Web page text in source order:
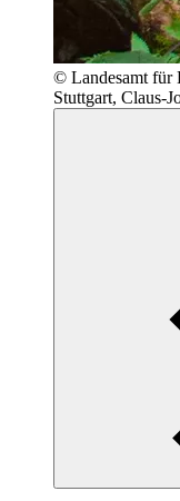
© Landesamt für
Stuttgart, Claus-